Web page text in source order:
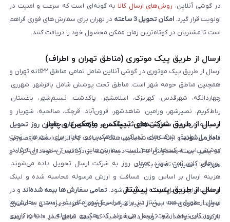
در گوشی آنلاین، روش‌های ارسال کالا به گونه‌ای است که سرعت و امنیت در
اولویت قرار گیرد. امکان تحویل 3 ساعته
در تهران برای سفارش‌های فوری فراهم
است تا مشتریان در کوتاه‌ترین زمان ممکن محصول خود را دریافت کنند.
ارسال از طریق پیک موتوری (مناطق تهران و اطراف)
ارسال از طریق پیک موتوری در گوشی آنلاین شامل تمامی مناطق ۲۲گانه تهران و
همچنین مناطق حومه شهر است. مناطق تحت پوشش شامل باقرشهر، شهرری،
چهاردانگه، شهرقدس، کهریزک، اسلامشهر، پاکدشت، نسیم‌شهر، باغستان،
رباط‌کریم، نصیرشهر، ورامین، شاهدشهر، فرون‌آباد، قرچک، صالحیه، شهریار و
اندیشه می‌شود. سفارش‌های ثبت‌شده در روزهای کاری همان روز تحویل
داده می‌شوندو ارائه کارت شناسایی هنگام دریافت کالا الزامی است. در صورتی
که پلمپ بسته مخدوش یا آسیب دیده باشد، از دریافت آن خودداری کرده و
سریعاً با پشتیبانی تماس بگیرید.
ارسال از طریق شرکت‌های تیپاکس، ماهکس و چاپار
ارسال از طریق شرکت‌های تیپاکس، ماهکس و چاپار برای شهرهای تحت
پوشش این شرکت‌ها فراهم است. سفارش‌هایی که بین ساعت ۱۰ تا ۱۵ در
روزهای کاری ثبت شوند، همان روز به شرکت ارسال تحویل داده می‌شوند.
هزینه ارسال بر اساس وزن، مسافت و ارزش مرسوله محاسبه شده و لینک
پرداخت برای تحویل‌گیرنده ارسال می‌شود. تمامی سفارش‌ها بیمه شده‌اند و در
صورت مفقودی کالا، پس از تایید شرکت حمل‌ونقل، هزینه پرداختی به مشتری
بازگردانده خواهد شد. توجه داشته باشید که بیمه شامل کسر ۱۰ تا ۱۵ درصد
ارسال از طریق پست پیشتاز
ارسال از طریق پست پیشتاز نیز برای سراسر کشور امکان‌پذیر است و سفارش‌ها
در روز کاری بعد از ثبت، ارسال می‌شوند. کد رهگیری مرسوله در حساب کاربری